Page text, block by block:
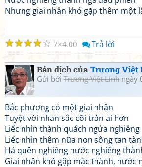
Nhưng giai nhân khó gặp thêm một
☆
☆
☆
☆
☆ 7 4.00 Trả lời
Bản dịch củaTrương Việt
Gửi bởi Trương Việt Linh ngày
Bắc phương có một giai nhân
Tuyệt vời nhan sắc cõi trần ai hơn
Liếc nhìn thành quách ngửa nghiêng
Liếc nhìn thêm nữa non sông tan
Há quên nghiêng nước nghiêng
Giai nhân khó gặp mặc thành, nước